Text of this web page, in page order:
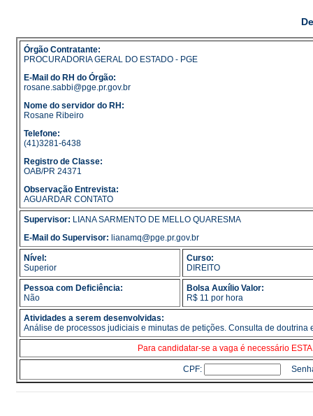
Órgão Contratante:
PROCURADORIA GERAL DO ESTADO - PGE
E-Mail do RH do Órgão:
rosane.sabbi@pge.pr.gov.br
Nome do servidor do RH:
Rosane Ribeiro
Telefone:
(41)3281-6438
Registro de Classe:
OAB/PR 24371
Observação Entrevista:
AGUARDAR CONTATO
Supervisor: LIANA SARMENTO DE MELLO QUARESMA
E-Mail do Supervisor: lianamq@pge.pr.gov.br
Nível:
Superior
Curso:
DIREITO
Pessoa com Deficiência:
Não
Bolsa Auxílio Valor:
R$ 11 por hora
Atividades a serem desenvolvidas:
Análise de processos judiciais e minutas de petições. Consulta de
Para candidatar-se a vaga é necessário
CPF: